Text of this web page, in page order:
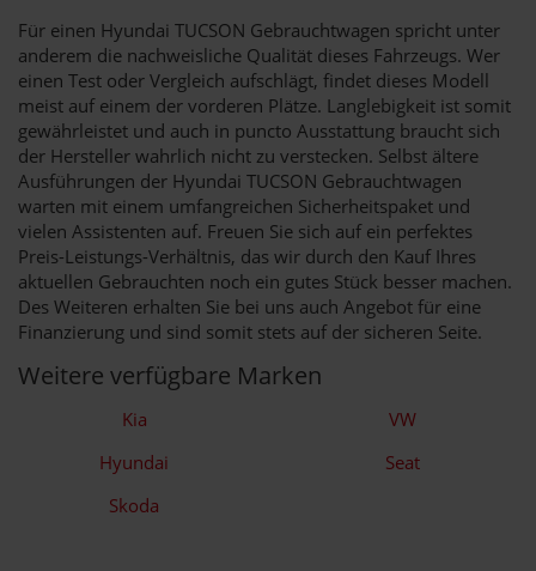
Für einen Hyundai TUCSON Gebrauchtwagen spricht unter
anderem die nachweisliche Qualität dieses Fahrzeugs. Wer
einen Test oder Vergleich aufschlägt, findet dieses Modell
meist auf einem der vorderen Plätze. Langlebigkeit ist somit
gewährleistet und auch in puncto Ausstattung braucht sich
der Hersteller wahrlich nicht zu verstecken. Selbst ältere
Ausführungen der Hyundai TUCSON Gebrauchtwagen
warten mit einem umfangreichen Sicherheitspaket und
vielen Assistenten auf. Freuen Sie sich auf ein perfektes
Preis-Leistungs-Verhältnis, das wir durch den Kauf Ihres
aktuellen Gebrauchten noch ein gutes Stück besser machen.
Des Weiteren erhalten Sie bei uns auch Angebot für eine
Finanzierung und sind somit stets auf der sicheren Seite.
Weitere verfügbare Marken
Kia
VW
Hyundai
Seat
Skoda